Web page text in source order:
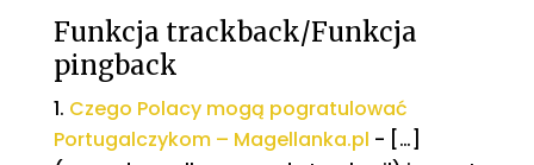
Funkcja trackback/Funkcja
pingback
Czego Polacy mogą pogratulować
Portugalczykom – Magellanka.pl - […]